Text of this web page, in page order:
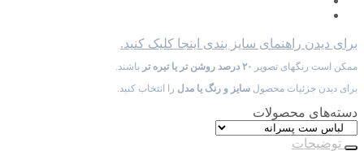
برای دیدن راهنمای سایز بندی اینجا کلیک کنید.
ممکن است رنگهای تصویر ۲۰ درصد روشن تر یا تیره تر
باشند.
برای دیدن جزئیات محصول سایز و رنگ یا مدل را انتخاب کنید.
دسته‌های محصولات
توضیحات